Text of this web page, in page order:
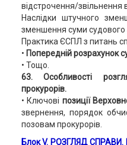
відстрочення/звільнення
Наслідки штучного
зменшення суми судового
Практика ЄСПЛ з питань
• Попередній розрахунок
• Тощо.
63. Особливості
прокурорів.
• Ключові позиції
звернення, порядок
позовам прокурорів.
Блок V. РОЗГЛЯД СПРАВИ.